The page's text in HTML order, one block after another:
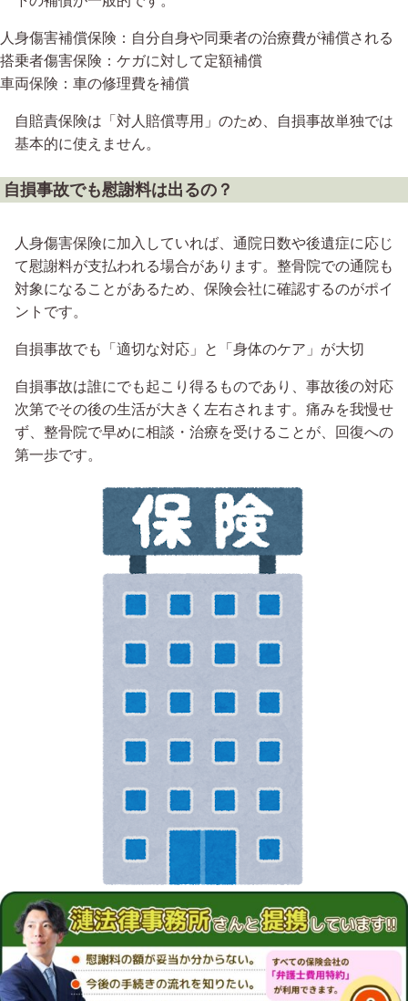
人身傷害補償保険：自分自身や同乗者の治療費が補償される
搭乗者傷害保険：ケガに対して定額補償
車両保険：車の修理費を補償
自賠責保険は「対人賠償専用」のため、自損事故単独では
基本的に使えません。
自損事故でも慰謝料は出るの？
人身傷害保険に加入していれば、通院日数や後遺症に応じ
て慰謝料が支払われる場合があります。整骨院での通院も
対象になることがあるため、保険会社に確認するのがポイ
ントです。
自損事故でも「適切な対応」と「身体のケア」が大切
自損事故は誰にでも起こり得るものであり、事故後の対応
次第でその後の生活が大きく左右されます。痛みを我慢せ
ず、整骨院で早めに相談・治療を受けることが、回復への
第一歩です。